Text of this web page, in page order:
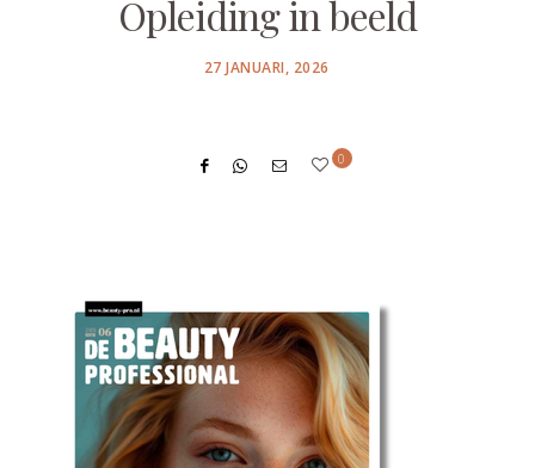
Opleiding in beeld
POSTED
27 JANUARI, 2026
0